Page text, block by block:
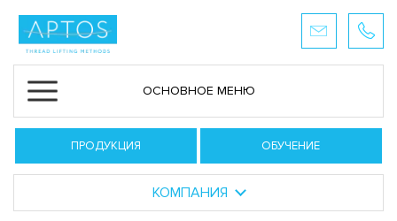
ОСНОВНОЕ МЕНЮ
ПРОДУКЦИЯ ОБУЧЕНИЕ
КОМПАНИЯ